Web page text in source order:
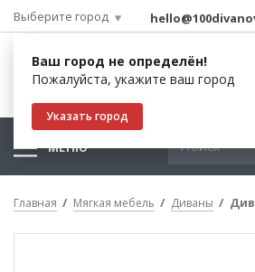
Выберите город
Ваш город не определён!
Пожалуйста, укажите ваш город
Указать город
МЕНЮ
Главная Мягкая мебель Диваны